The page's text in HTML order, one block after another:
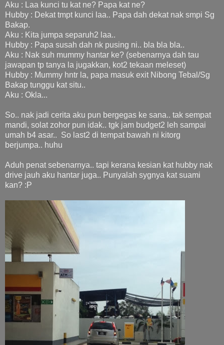
Aku : Laa kunci tu kat ne? Papa kat ne?
Hubby : Dekat tmpt kunci laa.. Papa dah dekat nak smpi Sg
Bakap.
Aku : Kita jumpa separuh2 laa..
Hubby : Papa susah dah nk pusing ni.. bla bla bla..
Aku : Nak suh mummy hantar ke? (sebenarnya dah tau
jawapan tp tanya la jugakkan, kot2 tekaan meleset)
Hubby : Mummy hntr la, papa masuk exit Nibong Tebal/Sg
Bakap tunggu kat situ..
Aku : Okla...
So.. nak jadi cerita aku pun bergegas ke sana.. tak sempat
mandi, solat zohor pun idak.. tgk jam budget2 leh sampai
umah b4 asar.. So last2 di tempat bawah ni kitorg
berjumpa.. huhu
Aduh penat sebenarnya.. tapi kerana kesian kat hubby nak
drive jauh aku hantar juga.. Punyalah sygnya kat suami
kan? :P